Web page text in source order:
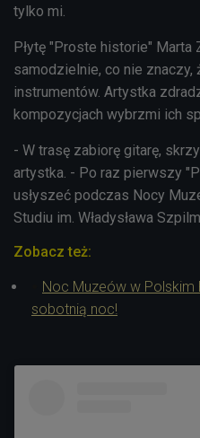
tylko mi.
Płytę "Proste historie" Marta
samodzielnie, co nie znaczy,
instrumentów. Artystka
kompozycjach wybrzmi ich
- W trasę zabiorę gitarę,
artystka. - Po raz pierwszy
usłyszeć podczas Nocy
Studiu im. Władysława
Zobacz też:
Noc Muzeów w Polskim
sobotnią noc!